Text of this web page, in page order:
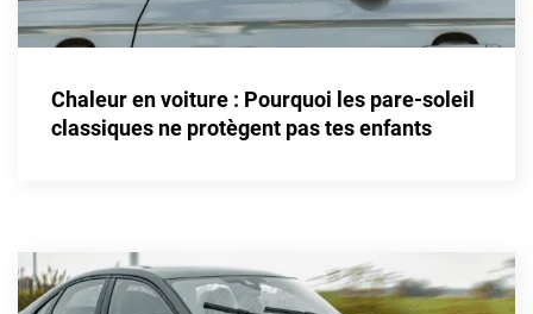
Alfa Romeo
Aston Martin
Buick
Chaleur en voiture : Pourquoi les pare-soleil
classiques ne protègent pas tes enfants